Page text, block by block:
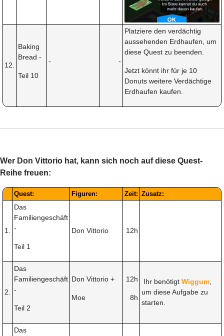
12.
Baking
Bread -
Teil 10
- -
Platziere den verdächtig
aussehenden Erdhaufen, um
diese Quest zu beenden.
Jetzt könnt ihr für je 10
Donuts weitere Verdächtige
Erdhaufen kaufen.
Wer Don Vittorio hat, kann sich noch auf diese Quest-
Reihe freuen:
Quest: Figuren: Zeit: Zusatz:
1.
Das
Familiengeschäft
-
Teil 1
Don Vittorio 12h
2.
Das
Familiengeschäft
-
Teil 2
Don Vittorio +
Moe
12h
8h
Ihr benötigt Wiggum,
um diese Aufgabe zu
starten.
Das